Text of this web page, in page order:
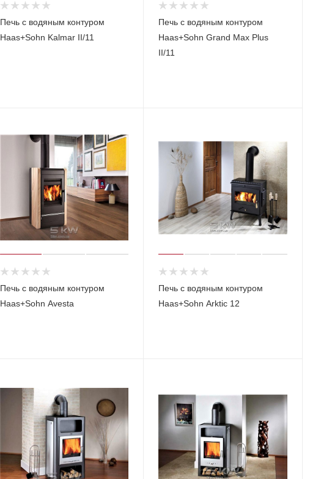
Печь с водяным контуром
Haas+Sohn Kalmar II/11
Печь с водяным контуром
Haas+Sohn Grand Max Plus
II/11
Печь с водяным контуром
Haas+Sohn Avesta
Печь с водяным контуром
Haas+Sohn Arktic 12